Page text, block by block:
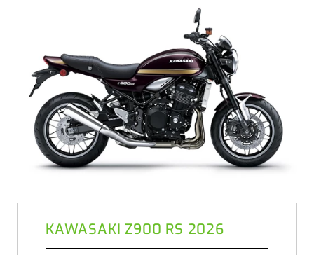
KAWASAKI Z900 RS 2026